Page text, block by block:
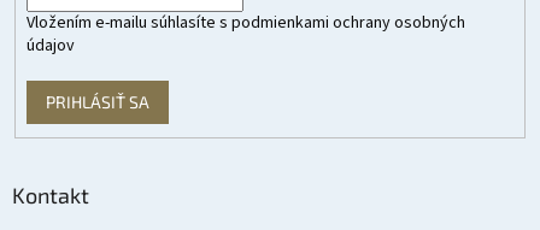
Vložením e-mailu súhlasíte s podmienkami ochrany osobných
údajov
PRIHLÁSIŤ SA
Kontakt